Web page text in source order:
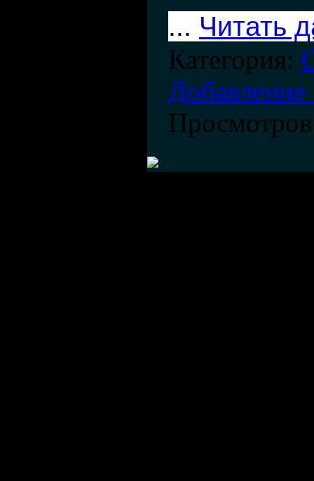
... Читать
Категория:
Добавление